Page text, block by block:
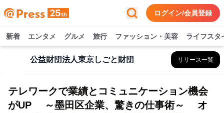
ログイン/会員登録
新着 エンタメ グルメ 旅行 ファッション・美容 ライフスタ
公益財団法人東京しごと財団 リリース一覧
テレワークで業績とコミュニケーション機会
がUP ～墨田区企業、驚きの仕事術～ オ